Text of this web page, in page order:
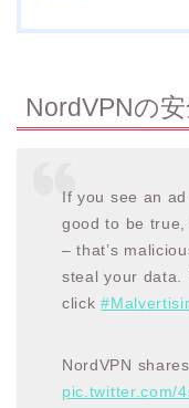
NordVPNの
If you see an
good to be
– that’s
steal your data.
click
NordVPN
pic.twitter.com/